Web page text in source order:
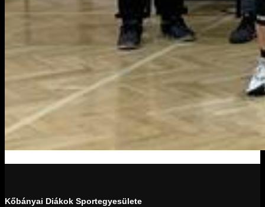
Kőbányai Diákok Sportegyesülete